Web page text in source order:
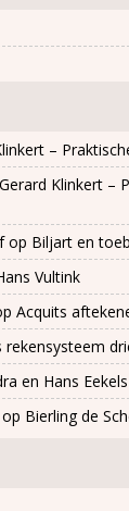
–
Gerard Klinkert –
op Biljart en
Vultink
Acquits
rekensysteem
en Hans
op Bierling de